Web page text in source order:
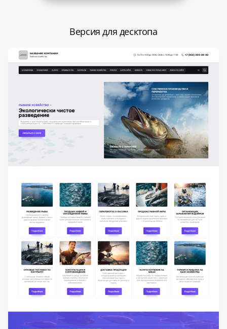
Версия для десктопа